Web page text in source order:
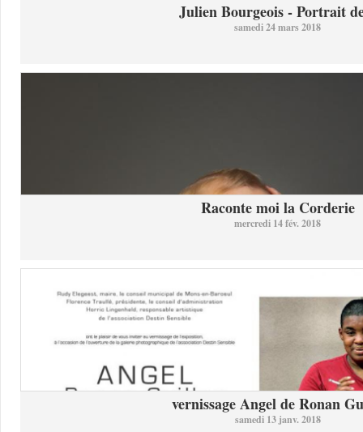
Julien Bourgeois - Portrait
samedi 24 mars 2018
Raconte moi la Corderie
mercredi 14 fév. 2018
vernissage Angel de Ronan
samedi 13 janv. 2018